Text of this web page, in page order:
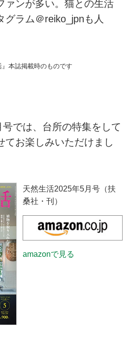
ァンが多い。猫との生活
グラム＠reiko_jpnも人
本誌掲載時のものです
では、台所の特集をして
てお楽しみいただけまし
天然生活2025年5月号（扶
桑社・刊）
amazonで見る